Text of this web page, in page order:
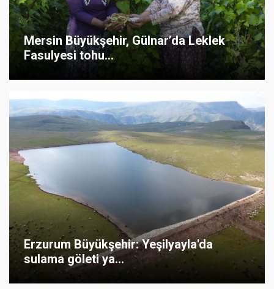
Mersin Büyükşehir, Gülnar’da Leklek
Fasulyesi tohu...
Erzurum Büyükşehir: Yeşilyayla'da
sulama göleti ya...